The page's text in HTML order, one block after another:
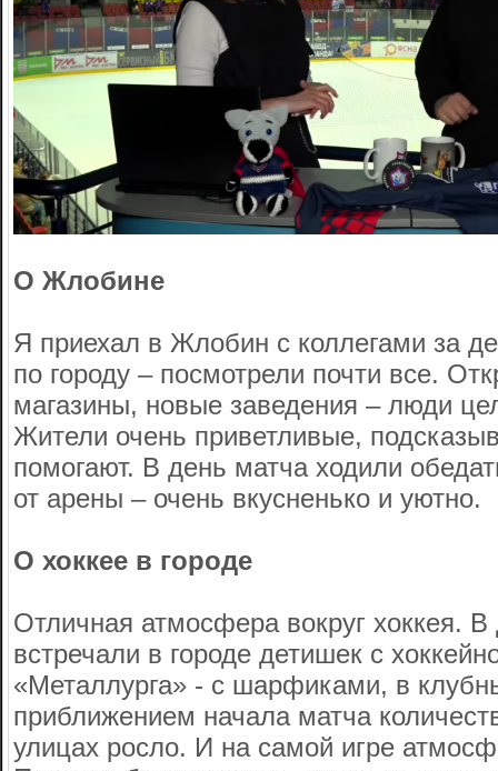
О Жлобине
Я приехал в Жлобин с коллегами за
по городу – посмотрели почти все.
магазины, новые заведения – люди
Жители очень приветливые,
помогают. В день матча ходили
от арены – очень вкусненько и уютно.
О хоккее в городе
Отличная атмосфера вокруг хоккея.
встречали в городе детишек с
«Металлурга» - с шарфиками, в
приближением начала матча
улицах росло. И на самой игре